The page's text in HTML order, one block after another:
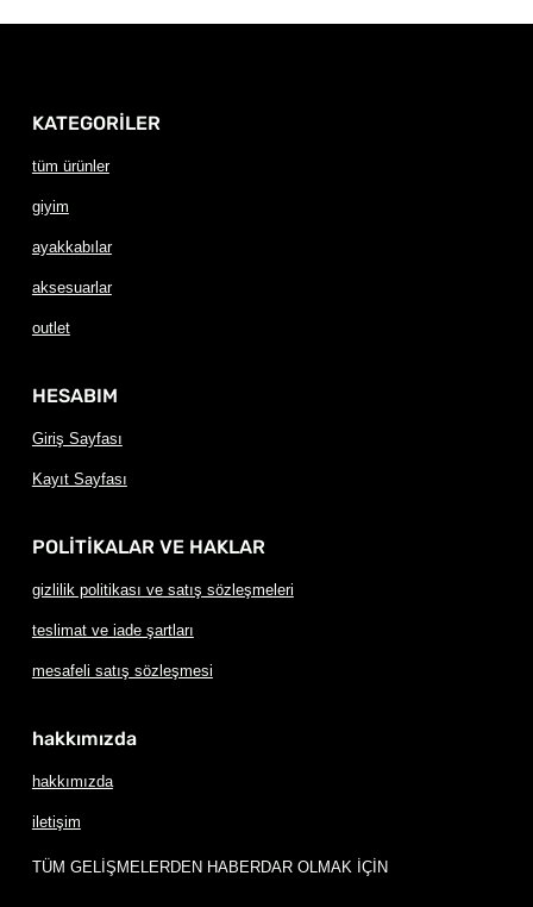
KATEGORİLER
tüm ürünler
giyim
ayakkabılar
aksesuarlar
outlet
HESABIM
Giriş Sayfası
Kayıt Sayfası
POLİTİKALAR VE HAKLAR
gizlilik politikası ve satış sözleşmeleri
teslimat ve iade şartları
mesafeli satış sözleşmesi
hakkımızda
hakkımızda
iletişim
TÜM GELİŞMELERDEN HABERDAR OLMAK İÇİN